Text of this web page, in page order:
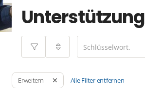
Unterstützung
Erweitern Alle Filter entfernen